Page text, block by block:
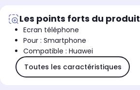
Les points forts du produit
Ecran téléphone
Pour : Smartphone
Compatible : Huawei
Toutes les caractéristiques